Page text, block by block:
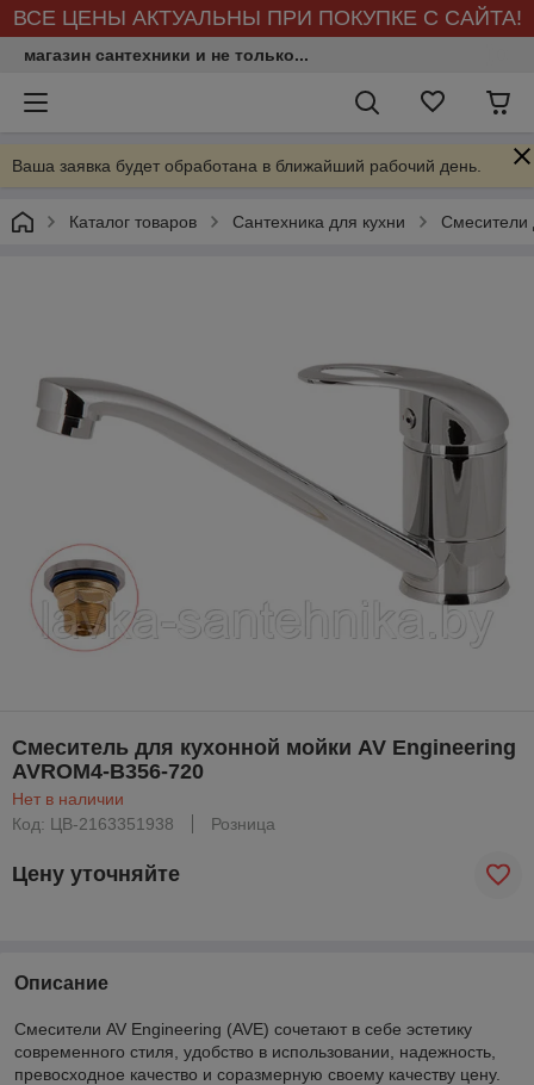
ВСЕ ЦЕНЫ АКТУАЛЬНЫ ПРИ ПОКУПКЕ С САЙТА!
магазин сантехники и не только...
Ваша заявка будет обработана в ближайший рабочий день.
Каталог товаров Сантехника для кухни Смесители
Смеситель для кухонной мойки AV Engineering
AVROM4-B356-720
Нет в наличии
Код: ЦВ-2163351938
Розница
Цену уточняйте
Описание
Смесители AV Engineering (AVE) сочетают в себе эстетику
современного стиля, удобство в использовании, надежность,
превосходное качество и соразмерную своему качеству цену.